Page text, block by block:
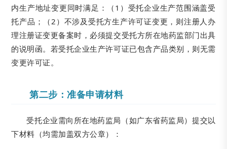
内生产地址变更同时满足：（1）受托企业生产范围涵盖受
托产品；（2）不涉及受托方生产许可证变更，则注册人办
理注册证变更备案时，必须提交受托方所在地药监部门出具
的说明函。若受托企业生产许可证已包含产品类别，则无需
变更许可证。
第二步：准备申请材料
受托企业需向所在地药监局（如广东省药监局）提交以
下材料（均需加盖双方公章）：